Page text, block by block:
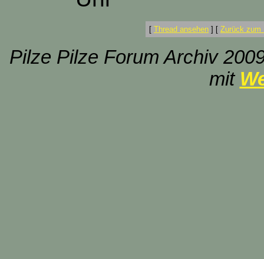
[ Thread ansehen ] [ Zurück zum
Pilze Pilze Forum Archiv
mit